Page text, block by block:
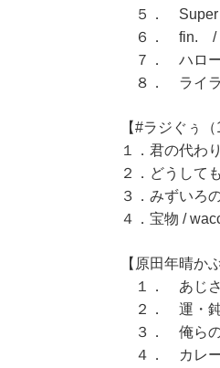
５．
６． fin. /
７． ハロ
８． ライ
【#ラジぐぅ
１．君の代わ
２．どうして
３．みずいろ
４．宝物 /
【原田年晴か
１． あじ
２． 運・
３． 俺ら
４． カレ